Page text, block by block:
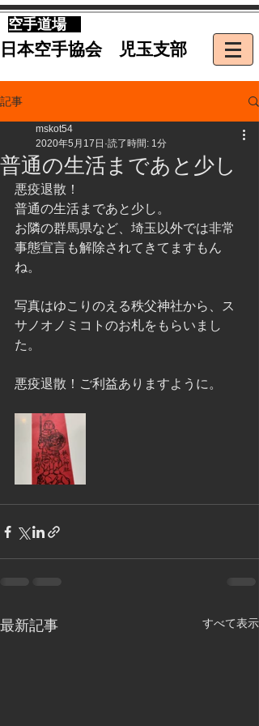
​空手道場
​日本空手協会 児玉支部
記事
普通の生活まであと少し
mskot54
2020年5月17日 読了時間: 1分
悪疫退散！
普通の生活まであと少し。
お隣の群馬県など、埼玉以外では非常
事態宣言も解除されてきてますもん
ね。
写真はゆこりのえる秩父神社から、ス
サノオノミコトのお札をもらいまし
た。
悪疫退散！ご利益ありますように。
最新記事 すべて表示